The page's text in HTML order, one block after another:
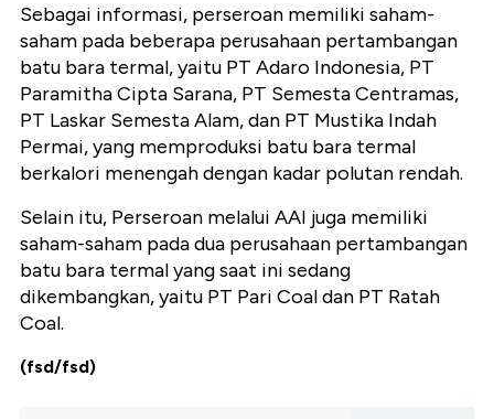
Sebagai informasi, perseroan memiliki saham-
saham pada beberapa perusahaan pertambangan
batu bara termal, yaitu PT Adaro Indonesia, PT
Paramitha Cipta Sarana, PT Semesta Centramas,
PT Laskar Semesta Alam, dan PT Mustika Indah
Permai, yang memproduksi batu bara termal
berkalori menengah dengan kadar polutan rendah.
Selain itu, Perseroan melalui AAI juga memiliki
saham-saham pada dua perusahaan pertambangan
batu bara termal yang saat ini sedang
dikembangkan, yaitu PT Pari Coal dan PT Ratah
Coal.
(fsd/fsd)